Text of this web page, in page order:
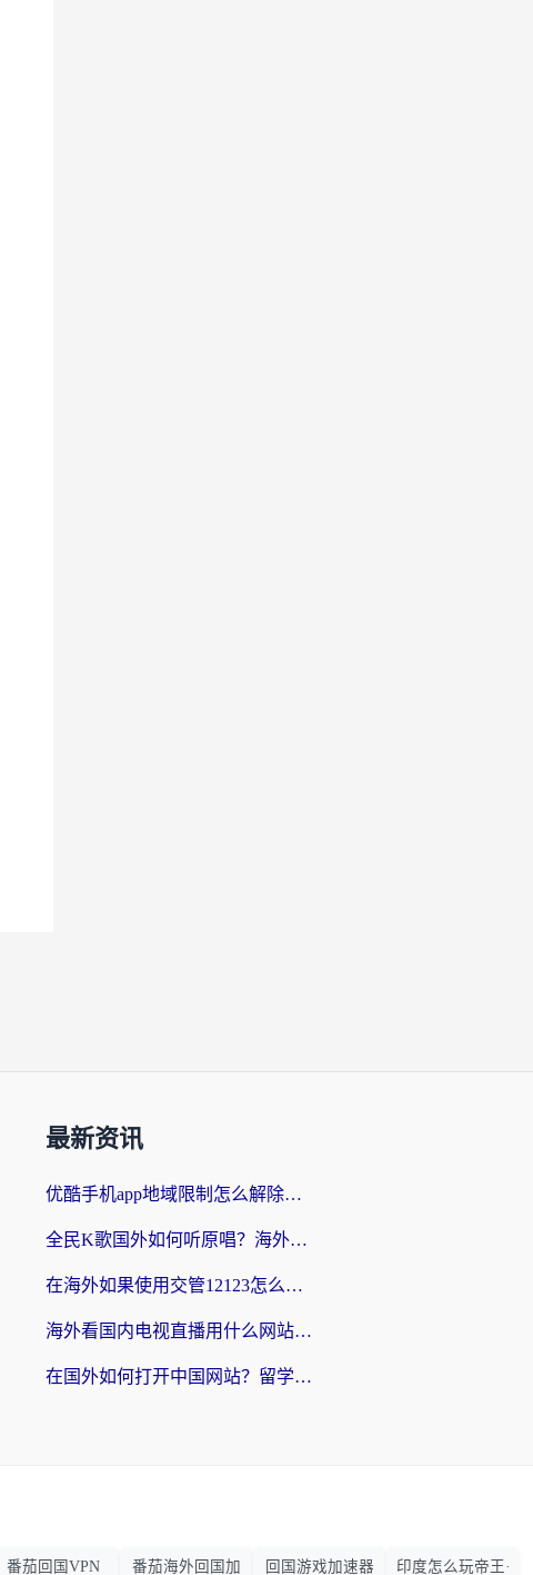
最新资讯
优酷手机app地域限制怎么解除？海外党亲测有效的追剧方案
全民K歌国外如何听原唱？海外党亲测有效的回国加速器选择指南
在海外如果使用交管12123怎么处理？留学生亲测有效的回国加速方案
海外看国内电视直播用什么网站比较好？一篇解决你所有追剧难题的实用指南
在国外如何打开中国网站？留学生与海外华人的无缝访问指南
番茄回国VPN 番茄海外回国加 回国游戏加速器 印度怎么玩帝王·